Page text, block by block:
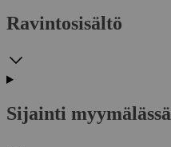
Ravintosisältö
Sijainti myymälässä